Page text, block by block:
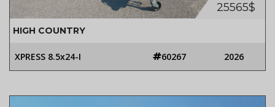
25565$
HIGH COUNTRY
XPRESS 8.5x24-I 60267 2026